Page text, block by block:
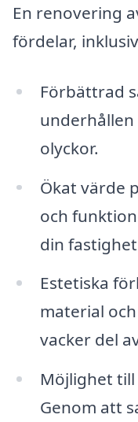
En renovering
fördelar,
Förbättrad
olyckor.
Ökat värde
och
din
Estetiska
material
vacker del
Möjlighet
Genom att